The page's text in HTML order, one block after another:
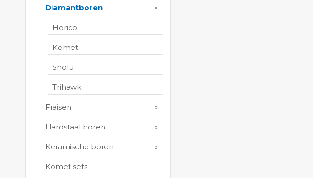
Diamantboren
Horico
Komet
Shofu
Trihawk
Fraisen
Hardstaal boren
Keramische boren
Komet sets